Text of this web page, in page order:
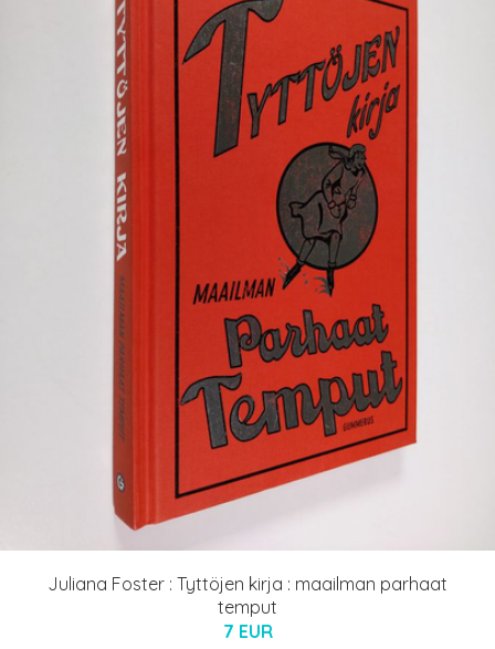
Juliana Foster : Tyttöjen kirja : maailman parhaat
temput
7 EUR